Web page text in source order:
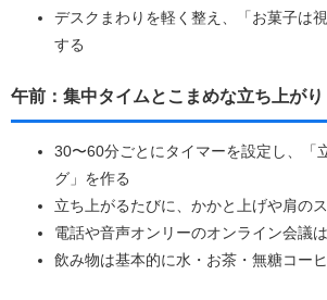
デスクまわりを軽く整え、「お菓子は
する
午前：集中タイムとこまめな立ち上がり
30〜60分ごとにタイマーを設定し、「
グ」を作る
立ち上がるたびに、かかと上げや肩の
電話や音声オンリーのオンライン会議
飲み物は基本的に水・お茶・無糖コー